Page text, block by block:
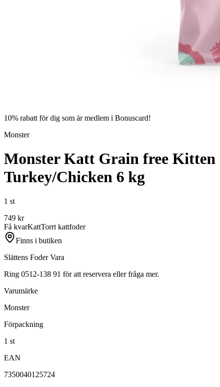
10% rabatt för dig som är medlem i Bonuscard!
Monster
Monster Katt Grain free Kitten
Turkey/Chicken 6 kg
1 st
749 kr
Få kvarKattTorrt kattfoder
Finns i butiken
Slättens Foder Vara
Ring 0512-138 91 för att reservera eller fråga mer.
Varumärke
Monster
Förpackning
1 st
EAN
7350040125724